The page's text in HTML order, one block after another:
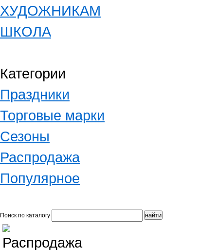
ХУДОЖНИКАМ
ШКОЛА
Категории
Праздники
Торговые марки
Сезоны
Распродажа
Популярное
Поиск по каталогу